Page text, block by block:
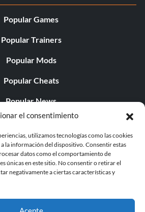
el consentimiento
utilizamos tecnologías como las cookies
la información del dispositivo. Consentir estas
datos como el comportamiento de
únicas en este sitio. No consentir o retirar el
negativamente a ciertas características y
Popular Games
Popular Trainers
Popular Mods
Popular Cheats
Popular News
Editorials
Free Games
UPDATES